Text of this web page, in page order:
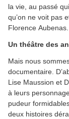
la vie, au passé
qu’on ne voit pas
Florence
Un théâtre des
Mais nous
documentaire.
Lise Maussion et
à leurs
pudeur
deux histoires